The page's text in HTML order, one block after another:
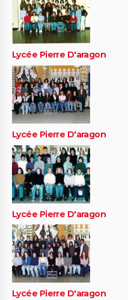
Lycée Pierre D'aragon
Lycée Pierre D'aragon
Lycée Pierre D'aragon
Lycée Pierre D'aragon